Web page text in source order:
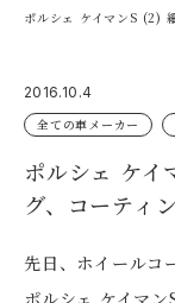
ポルシェ ケイマンS (2)
2016.10.4
全ての車メーカー
ポルシェ ケ
グ、コーティン
先日、ホイールコ
ポルシェ ケイマ